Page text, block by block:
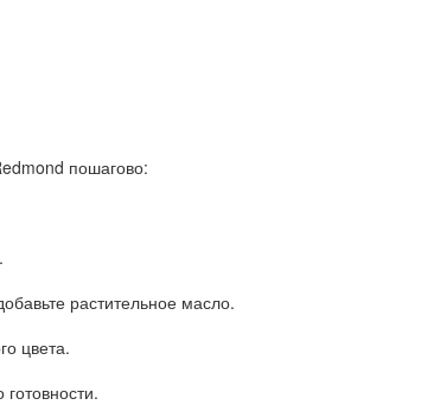
пошагово:
растительное масло.
цвета.